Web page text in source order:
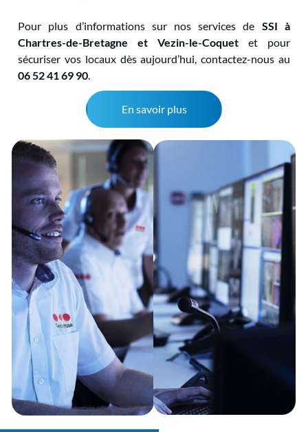
Pour plus d’informations sur nos services de SSI à
Chartres-de-Bretagne et Vezin-le-Coquet et pour
sécuriser vos locaux dès aujourd’hui, contactez-nous au
06 52 41 69 90.
En savoir plus